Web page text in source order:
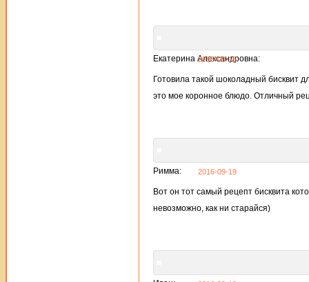
Екатерина Александровна:
2015-09-16
Готовила такой шоколадный бисквит
это мое коронное блюдо. Отличный
Римма: 2016-09-19
Вот он тот самый рецепт бисквита
невозможно, как ни старайся)